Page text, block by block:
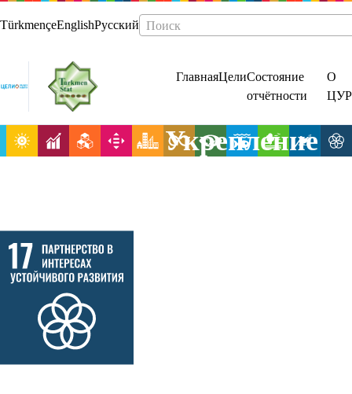
TürkmençeEnglishРусский Поиск
ГлавнаяЦелиСостояние
отчётности
О
ЦУР
Укрепление